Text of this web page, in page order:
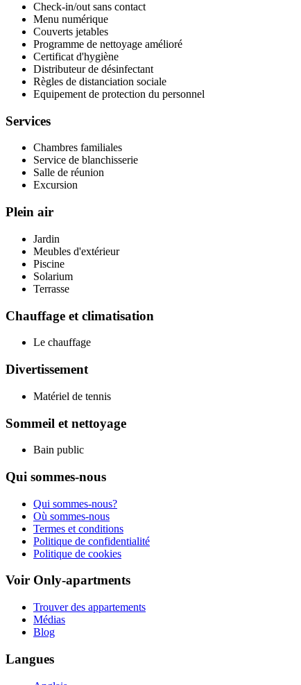
Check-in/out sans contact
Menu numérique
Couverts jetables
Programme de nettoyage amélioré
Certificat d'hygiène
Distributeur de désinfectant
Règles de distanciation sociale
Equipement de protection du personnel
Services
Chambres familiales
Service de blanchisserie
Salle de réunion
Excursion
Plein air
Jardin
Meubles d'extérieur
Piscine
Solarium
Terrasse
Chauffage et climatisation
Le chauffage
Divertissement
Matériel de tennis
Sommeil et nettoyage
Bain public
Qui sommes-nous
Qui sommes-nous?
Où sommes-nous
Termes et conditions
Politique de confidentialité
Politique de cookies
Voir Only-apartments
Trouver des appartements
Médias
Blog
Langues